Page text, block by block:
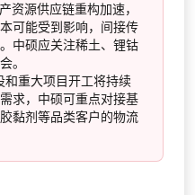
资源供应链重构加速，
可能受到影响，间接传
中硕应关注稀土、锂钴
。
和重大项目开工将持续
求，中硕可重点对接基
黏剂等品类客户的物流